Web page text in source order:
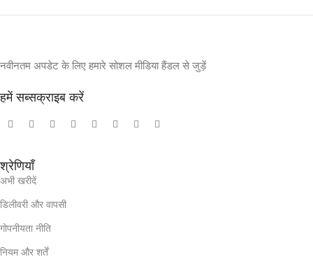
नवीनतम अपडेट के लिए हमारे सोशल मीडिया हैंडल से जुड़ें
हमें सब्सक्राइब करें
श्रेणियाँ
अभी खरीदें
डिलीवरी और वापसी
गोपनीयता नीति
नियम और शर्तें